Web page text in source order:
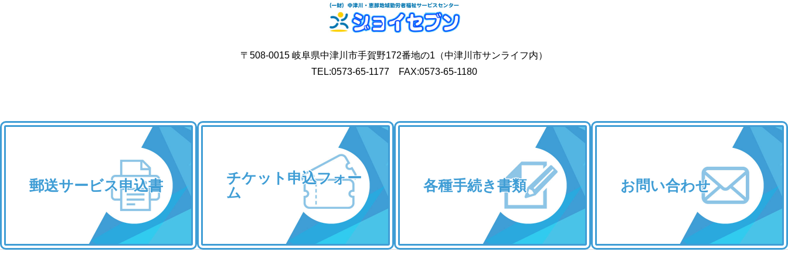
〒508-0015 岐阜県中津川市手賀野172番地の1 （中津川市サンライフ内）
TEL:0573-65-1177 FAX:0573-65-1180
郵送サービス申込書
チケット申込フォー
ム
各種手続き書類 お問い合わせ